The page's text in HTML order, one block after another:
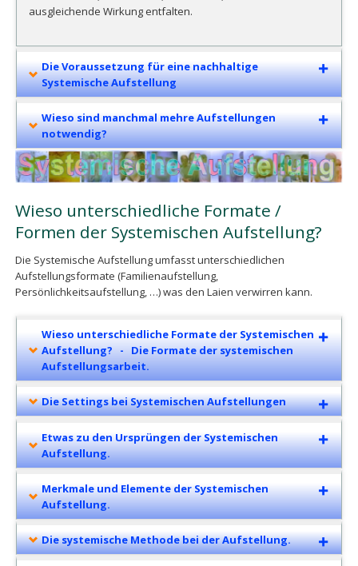
ausgleichende Wirkung entfalten.
Die Voraussetzung für eine nachhaltige
Systemische Aufstellung
Wieso sind manchmal mehre Aufstellungen
notwendig?
Wieso unterschiedliche Formate /
Formen der Systemischen Aufstellung?
Die Systemische Aufstellung umfasst unterschiedlichen
Aufstellungsformate (Familienaufstellung,
Persönlichkeitsaufstellung, …) was den Laien verwirren kann.
Wieso unterschiedliche Formate der Systemischen
Aufstellung? - Die Formate der systemischen
Aufstellungsarbeit.
Die Settings bei Systemischen Aufstellungen
Etwas zu den Ursprüngen der Systemischen
Aufstellung.
Merkmale und Elemente der Systemischen
Aufstellung.
Die systemische Methode bei der Aufstellung.